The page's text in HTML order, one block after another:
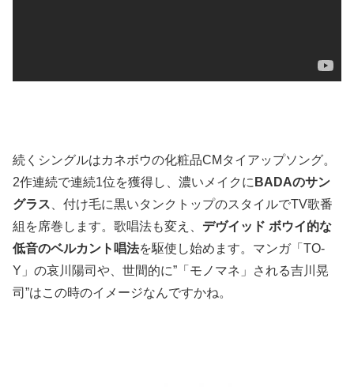
続くシングルはカネボウの化粧品CMタイアップソング。
2作連続で連続1位を獲得し、濃いメイクに BADAのサン
グラス 、付け毛に黒いタンクトップのスタイルでTV歌番
組を席巻します。歌唱法も変え、 デヴイッド ボウイ的な
低音のベルカント唱法を駆使し始めます。マンガ「TO-
Y」の哀川陽司や、世間的に”「モノマネ」される吉川晃
司”はこの時のイメージなんですかね。